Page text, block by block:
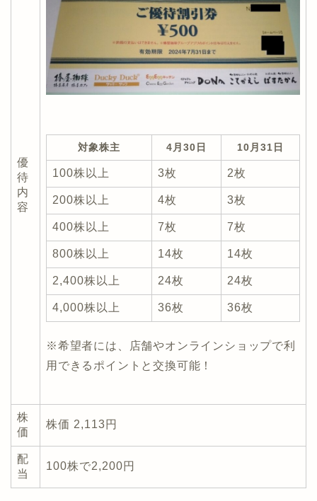
優
待
内
容
対象株主 4月30日 10月31日
100株以上 3枚 2枚
200株以上 4枚 3枚
400株以上 7枚 7枚
800株以上 14枚 14枚
2,400株以上 24枚 24枚
4,000株以上 36枚 36枚
※希望者には、店舗やオンラインショップで利
用できるポイントと交換可能！
株
価
株価 2,113円
配
当
100株で2,200円